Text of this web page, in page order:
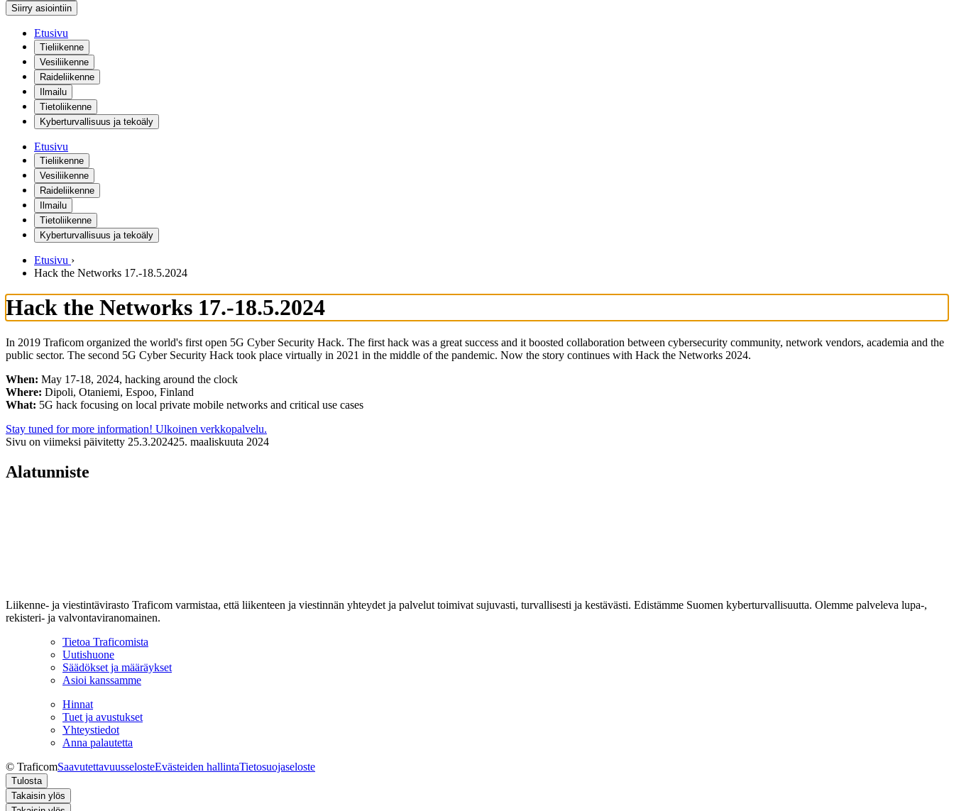
Siirry asiointiin
Etusivu
Tieliikenne
Vesiliikenne
Raideliikenne
Ilmailu
Tietoliikenne
Kyberturvallisuus ja tekoäly
Etusivu
Tieliikenne
Vesiliikenne
Raideliikenne
Ilmailu
Tietoliikenne
Kyberturvallisuus ja tekoäly
Etusivu ›
Hack the Networks 17.-18.5.2024
Hack the Networks 17.-18.5.2024
In 2019 Traficom organized the world's first open 5G Cyber Security Hack. The first hack was a great success and it boosted collaboration between cybersecurity community, network vendors, academia and the
public sector. The second 5G Cyber Security Hack took place virtually in 2021 in the middle of the pandemic. Now the story continues with Hack the Networks 2024.
When: May 17-18, 2024, hacking around the clock
Where: Dipoli, Otaniemi, Espoo, Finland
What: 5G hack focusing on local private mobile networks and critical use cases
Stay tuned for more information! Ulkoinen verkkopalvelu.
Sivu on viimeksi päivitetty 25.3.202425. maaliskuuta 2024
Alatunniste
Liikenne- ja viestintävirasto Traficom varmistaa, että liikenteen ja viestinnän yhteydet ja palvelut toimivat sujuvasti, turvallisesti ja kestävästi. Edistämme Suomen kyberturvallisuutta. Olemme palveleva lupa-,
rekisteri- ja valvontaviranomainen.
Tietoa Traficomista
Uutishuone
Säädökset ja määräykset
Asioi kanssamme
Hinnat
Tuet ja avustukset
Yhteystiedot
Anna palautetta
© TraficomSaavutettavuusselosteEvästeiden hallintaTietosuojaseloste
Tulosta
Takaisin ylös